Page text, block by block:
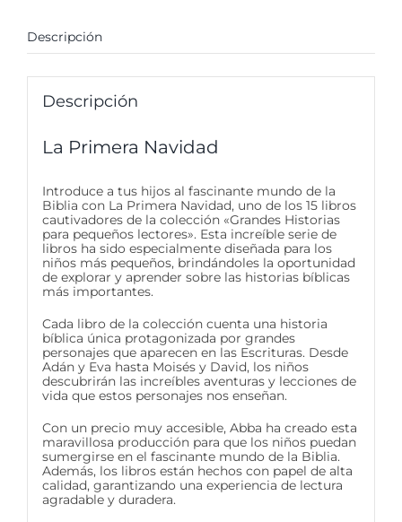
Descripción
Descripción
La Primera Navidad
Introduce a tus hijos al fascinante mundo de la
Biblia con La Primera Navidad, uno de los 15 libros
cautivadores de la colección «Grandes Historias
para pequeños lectores». Esta increíble serie de
libros ha sido especialmente diseñada para los
niños más pequeños, brindándoles la oportunidad
de explorar y aprender sobre las historias bíblicas
más importantes.
Cada libro de la colección cuenta una historia
bíblica única protagonizada por grandes
personajes que aparecen en las Escrituras. Desde
Adán y Eva hasta Moisés y David, los niños
descubrirán las increíbles aventuras y lecciones de
vida que estos personajes nos enseñan.
Con un precio muy accesible, Abba ha creado esta
maravillosa producción para que los niños puedan
sumergirse en el fascinante mundo de la Biblia.
Además, los libros están hechos con papel de alta
calidad, garantizando una experiencia de lectura
agradable y duradera.